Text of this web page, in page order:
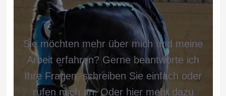
Sie möchten mehr über mich und meine
Arbeit erfahren? Gerne beantworte ich
Ihre Fragen, schreiben Sie einfach oder
rufen mich an. Oder hier mehr dazu